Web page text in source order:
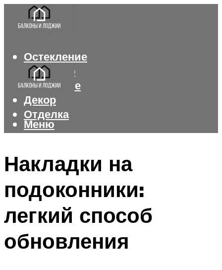
Остекление
Интерьер
Утепление
Декор
Отделка
Меню
Накладки на
подоконники:
легкий способ
обновления